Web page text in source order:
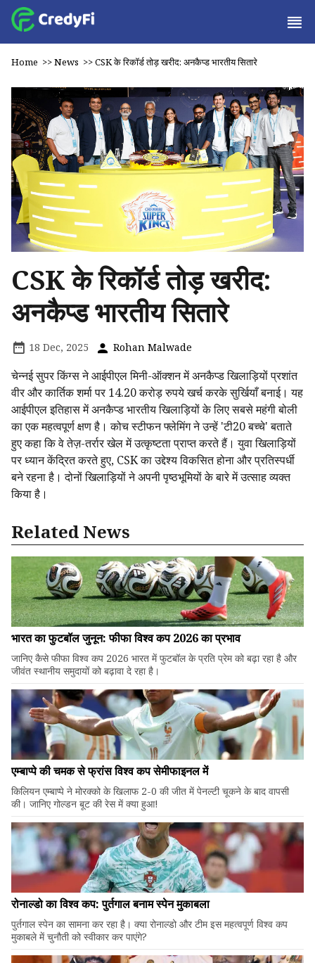
Home >>News >>CSK के रिकॉर्ड तोड़ खरीद: अनकैप्ड भारतीय सितारे
CSK के रिकॉर्ड तोड़ खरीद:
अनकैप्ड भारतीय सितारे
18 Dec, 2025 Rohan Malwade
चेन्नई सुपर किंग्स ने आईपीएल मिनी-ऑक्शन में अनकैप्ड खिलाड़ियों प्रशांत
वीर और कार्तिक शर्मा पर 14.20 करोड़ रुपये खर्च करके सुर्खियाँ बनाई। यह
आईपीएल इतिहास में अनकैप्ड भारतीय खिलाड़ियों के लिए सबसे महंगी बोली
का एक महत्वपूर्ण क्षण है। कोच स्टीफन फ्लेमिंग ने उन्हें 'टी20 बच्चे' बताते
हुए कहा कि वे तेज़-तर्रार खेल में उत्कृष्टता प्राप्त करते हैं। युवा खिलाड़ियों
पर ध्यान केंद्रित करते हुए, CSK का उद्देश्य विकसित होना और प्रतिस्पर्धी
बने रहना है। दोनों खिलाड़ियों ने अपनी पृष्ठभूमियों के बारे में उत्साह व्यक्त
किया है।
Related News
भारत का फुटबॉल जुनून: फीफा विश्व कप 2026 का प्रभाव
जानिए कैसे फीफा विश्व कप 2026 भारत में फुटबॉल के प्रति प्रेम को बढ़ा रहा है और
जीवंत स्थानीय समुदायों को बढ़ावा दे रहा है।
एम्बाप्पे की चमक से फ्रांस विश्व कप सेमीफाइनल में
किलियन एम्बाप्पे ने मोरक्को के खिलाफ 2-0 की जीत में पेनल्टी चूकने के बाद वापसी
की। जानिए गोल्डन बूट की रेस में क्या हुआ!
रोनाल्डो का विश्व कप: पुर्तगाल बनाम स्पेन मुकाबला
पुर्तगाल स्पेन का सामना कर रहा है। क्या रोनाल्डो और टीम इस महत्वपूर्ण विश्व कप
मुकाबले में चुनौती को स्वीकार कर पाएंगे?